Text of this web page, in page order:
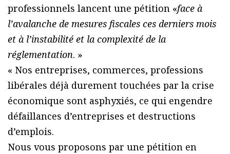
professionnels lancent une pétition «face à
l’avalanche de mesures fiscales ces derniers mois
et à l’instabilité et la complexité de la
réglementation. »
« Nos entreprises, commerces, professions
libérales déjà durement touchées par la crise
économique sont asphyxiés, ce qui engendre
défaillances d’entreprises et destructions
d’emplois.
Nous vous proposons par une pétition en